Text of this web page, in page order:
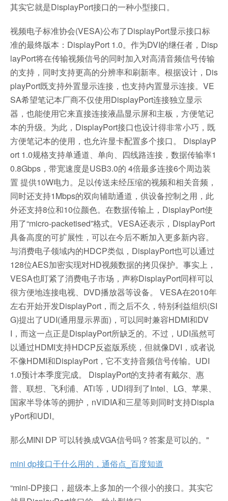
其实它就是DisplayPort接口的一种小型接口。
视频电子标准协会(VESA)公布了DisplayPort显示接口标
准的最终版本：DisplayPort 1.0。作为DVI的继任者，Disp
layPort将在传输视频信号的同时加入对高清音频信号传输
的支持，同时支持更高的分辨率和刷新率。根据设计，Dis
playPort既支持外置显示连接，也支持内置显示连接。VE
SA希望笔记本厂商不仅使用DisplayPort连接独立显示
器，也能使用它来直接连接液晶显示屏和主板，方便笔记
本的升级。为此，DisplayPort接口也设计得非常小巧，既
方便笔记本的使用，也允许显卡配置多个接口。 DisplayP
ort 1.0规格支持单通道、单向、四线路连接，数据传输率1
0.8Gbps，带宽速度是USB3.0的 4倍最多连接6个周边装
置 提供10W电力。足以传送未经压缩的视频和相关音频，
同时还支持1Mbps的双向辅助通道，供设备控制之用，此
外还支持8位和10位颜色。在数据传输上，DisplayPort使
用了“micro-packetised”格式。VESA还表示，DisplayPort
具备高度的可扩展性，可以在今后不断加入更多新内容。
与消费电子领域内的HDCP类似，DisplayPort也可以通过
128位AES加密实现对HD视频数据的拷贝保护。事实上，
VESA也盯紧了消费电子市场，声称DisplayPort同样可以
很方便地连接电视、DVD播放器等设备。 VESA在2010年
左右开始开发DisplayPort，而之后不久，特别利益组织(SI
G)提出了UDI(通用显示界面)，可以同时兼容HDMI和DV
I，而这一点正是DisplayPort所缺乏的。不过，UDI虽然可
以通过HDMI支持HDCP反盗版系统，但就像DVI，或者说
不像HDMI和DisplayPort，它不支持音频信号传输。UDI
1.0预计本季度完成。 DisplayPort的支持者有戴尔、惠
普、联想、飞利浦、ATi等，UDI得到了Intel、LG、苹果、
国家半导体等的拥护，nVIDIA和三星等则同时支持Displa
yPort和UDI。
那么MINI DP 可以转换成VGA信号吗？答案是可以的。"
mini dp接口干什么用的，通俗点_百度知道
“mini-DP接口，超级本上多加的一个很小的接口。其实它